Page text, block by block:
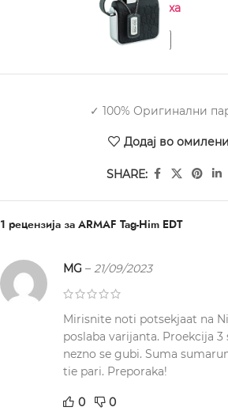
Нема на залиха
✓ 100% Оригинални
Додај во омилени
SHARE:
1 рецензија за ARMAF Tag-Him EDT
MG – 21/09/2023
Mirisnite noti potsekjaat na
poslaba varijanta. Proekcija
nezno se gubi. Suma
tie pari. Preporaka!
0 0